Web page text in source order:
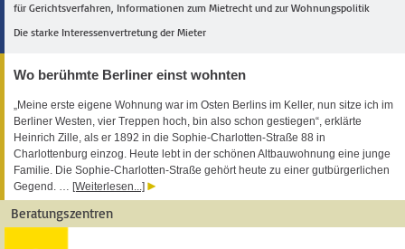
für Gerichtsverfahren, Informationen zum Mietrecht und zur Wohnungspolitik
Die starke Interessenvertretung der Mieter
Wo berühmte Berliner einst wohnten
„Meine erste eigene Wohnung war im Osten Berlins im Keller, nun sitze ich im
Berliner Westen, vier Treppen hoch, bin also schon gestiegen“, erklärte
Heinrich Zille, als er 1892 in die Sophie-Charlotten-Straße 88 in
Charlottenburg einzog. Heute lebt in der schönen Altbauwohnung eine junge
Familie. Die Sophie-Charlotten-Straße gehört heute zu einer gutbürgerlichen
Gegend. … [Weiterlesen...]
Beratungszentren